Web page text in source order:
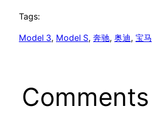
Tags:
Model 3, Model S, 奔驰, 奥迪, 宝马
Comments